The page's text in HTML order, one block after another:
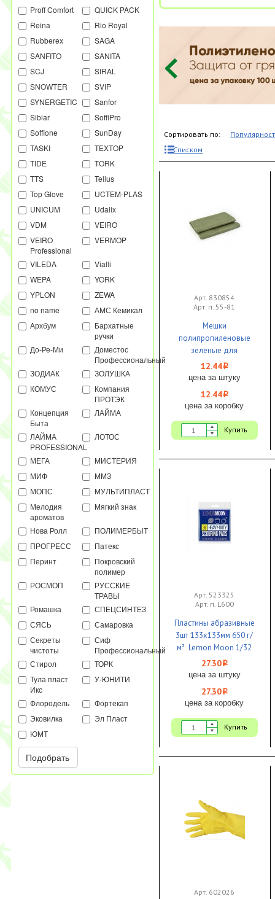
Proff Comfort
QUICK PACK
Reina
Rio Royal
Rubberex
SAGA
SANFITO
SANITA
SCJ
SIRAL
SNOWTER
SVIP
SYNERGETIC
Sanfor
Sibiar
SoffiPro
Soffione
SunDay
TASKI
TEXTOP
TIDE
TORK
TTS
Tellus
Top Glove
UCTEM-PLAS
UNICUM
Udalix
VDM
VEIRO
VEIRO
Professional
VERMOP
VILEDA
Vialli
WEPA
YORK
YPLON
ZEWA
no name
АМС Кемикал
Архбум
Бархатные
ручки
До-Ре-Ми
Доместос
Профессиональный
ЗОДИАК
ЗОЛУШКА
КОМУС
Компания
ПРОТЭК
Концепция
Быта
ЛАЙМА
ЛАЙМА
PROFESSIONAL
ЛОТОС
МЕГА
МИСТЕРИЯ
МИФ
ММЗ
МОПС
МУЛЬТИПЛАСТ
Мелодия
ароматов
Мягкий знак
Нова Ролл
ПОЛИМЕРБЫТ
ПРОГРЕСС
Патекс
Перинт
Покровский
полимер
РОСМОП
РУССКИЕ
ТРАВЫ
Ромашка
СПЕЦСИНТЕЗ
СЯСЬ
Самаровка
Секреты
чистоты
Сиф
Профессиональный
Стирол
ТОРК
Тула пласт
Икс
У-ЮНИТИ
Флородель
Фортекап
Эковилка
Эл Пласт
ЮМТ
Подобрать
Сортировать по:
Списком
Арт. 830854
Арт. п. 55-81
Мешки
полипропиленовые
зеленые для
мусора 55х95
12.44i
цена за штуку
12.44i
цена за коробку
Купить
Арт. 523325
Арт. п. L600
Пластины абразивные
3шт 133х133мм 650 г/
м² Lemon Moon 1/32
27.30i
цена за штуку
27.30i
цена за коробку
Купить
Арт. 602026